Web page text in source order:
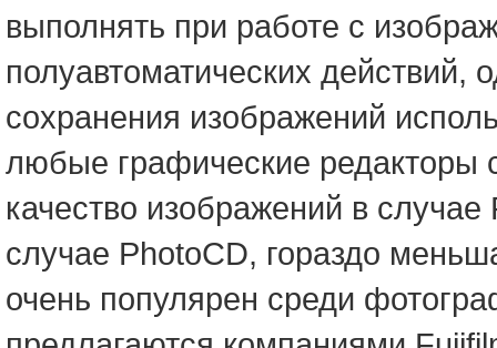
выполнять при работе с
полуавтоматических действий,
сохранения изображений
любые графические редакторы
качество изображений в
случае PhotoCD, гораздо
очень популярен среди